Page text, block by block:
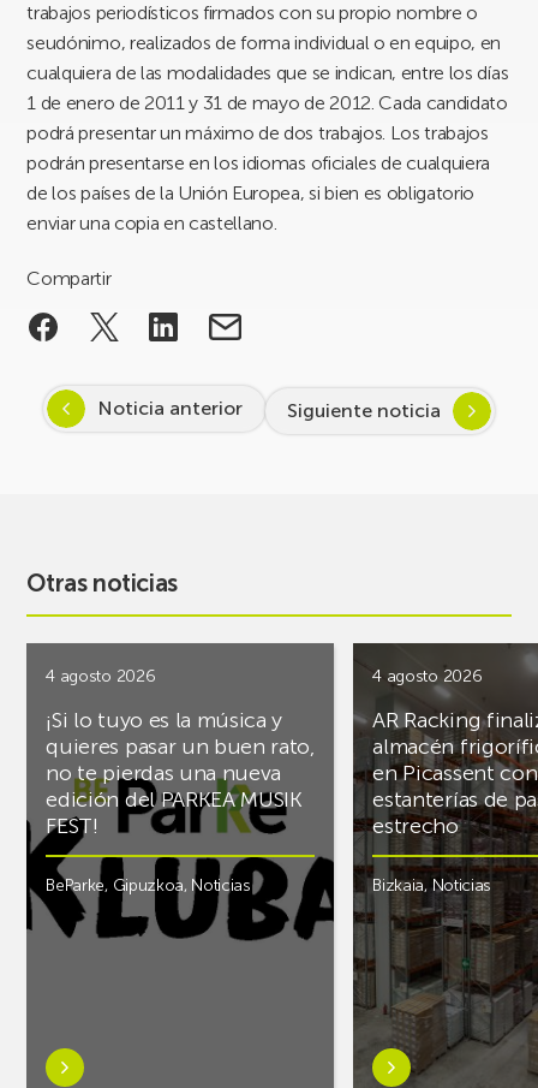
trabajos periodísticos firmados con su propio nombre o
seudónimo, realizados de forma individual o en equipo, en
cualquiera de las modalidades que se indican, entre los días
1 de enero de 2011 y 31 de mayo de 2012. Cada candidato
podrá presentar un máximo de dos trabajos. Los trabajos
podrán presentarse en los idiomas oficiales de cualquiera
de los países de la Unión Europea, si bien es obligatorio
enviar una copia en castellano.
Compartir
Noticia anterior Siguiente noticia
Otras noticias
4 agosto 2026
¡Si lo tuyo es la música y
quieres pasar un buen rato,
no te pierdas una nueva
edición del PARKEA MUSIK
FEST!
BeParke, Gipuzkoa, Noticias
Saber
4 agosto 2026
AR Racking
almacén
en Picassent con
estanterías de
estrecho
Bizkaia,Noticias
Saber